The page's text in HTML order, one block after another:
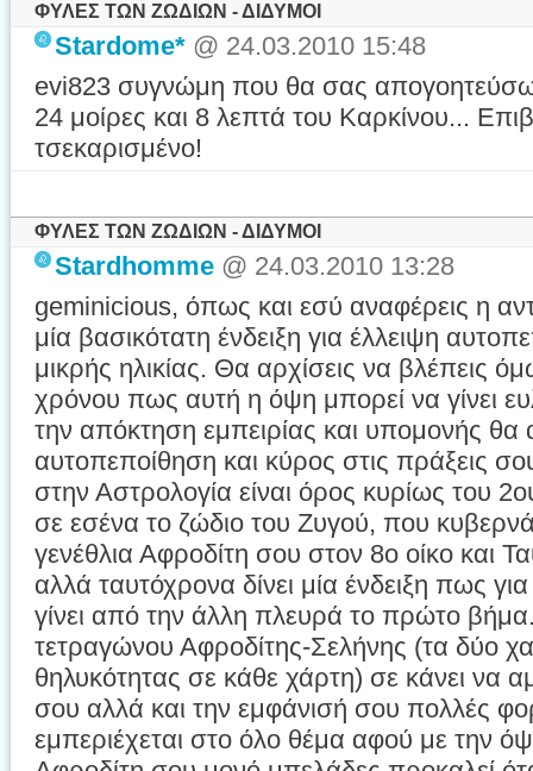
ΦΥΛΕΣ ΤΩΝ ΖΩΔΙΩΝ - ΔΙΔΥΜΟΙ
Stardome* @ 24.03.2010 15:48
evi823 συγνώμη που θα σας
24 μοίρες και 8 λεπτά του Καρκίνου...
τσεκαρισμένο!
ΦΥΛΕΣ ΤΩΝ ΖΩΔΙΩΝ - ΔΙΔΥΜΟΙ
Stardhomme @ 24.03.2010 13:28
geminicious, όπως και εσύ αναφέρεις η
μία βασικότατη ένδειξη για έλλειψη
μικρής ηλικίας. Θα αρχίσεις να βλέπεις
χρόνου πως αυτή η όψη μπορεί να γίνει
την απόκτηση εμπειρίας και υπομονής θα
αυτοπεποίθηση και κύρος στις πράξεις
στην Αστρολογία είναι όρος κυρίως του
σε εσένα το ζώδιο του Ζυγού, που
γενέθλια Αφροδίτη σου στον 8ο οίκο και
αλλά ταυτόχρονα δίνει μία ένδειξη πως
γίνει από την άλλη πλευρά το πρώτο
τετραγώνου Αφροδίτης-Σελήνης (τα δύο
θηλυκότητας σε κάθε χάρτη) σε κάνει να
σου αλλά και την εμφάνισή σου πολλές
εμπεριέχεται στο όλο θέμα αφού με την